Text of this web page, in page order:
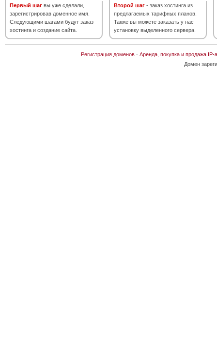
Первый шаг вы уже сделали,
зарегистрировав доменное имя.
Следующими шагами будут заказ
хостинга и создание сайта.
Второй шаг - заказ хостинга из
предлагаемых тарифных планов.
Также вы можете заказать у нас
установку выделенного сервера.
Регистрация доменов· Аренда, покупка и продажа IP-
Домен